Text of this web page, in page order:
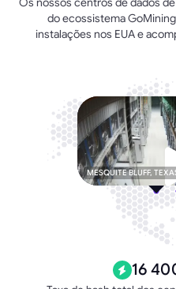
do ecossistema
instalações nos EUA e
MESQUITE BLUFF,
16